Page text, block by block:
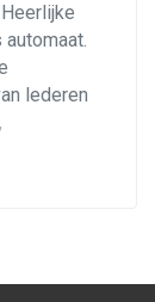
lederen
u